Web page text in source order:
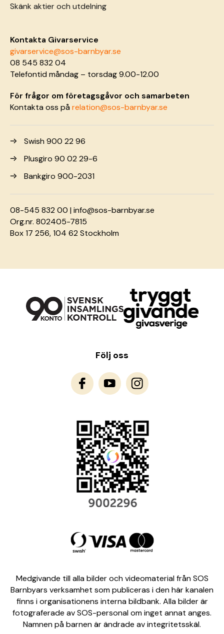
Skänk aktier och utdelning
Kontakta Givarservice
givarservice@sos-barnbyar.se
08 545 832 04
Telefontid måndag – torsdag 9.00-12.00
För frågor om företagsgåvor och samarbeten
Kontakta oss pårelation@sos-barnbyar.se
Swish 900 22 96
Plusgiro 90 02 29-6
Bankgiro 900-2031
08-545 832 00 |info@sos-barnbyar.se
Org.nr. 802405-7815
Box 17 256, 104 62 Stockholm
Följ oss
Medgivande till alla bilder och videomaterial från SOS
Barnbyars verksamhet som publiceras i den här kanalen
finns i organisationens interna bildbank. Alla bilder är
fotograferade av SOS-personal om inget annat anges.
Namnen på barnen är ändrade av integritetsskäl.